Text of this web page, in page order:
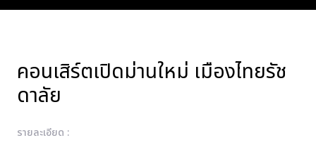
คอนเสิร์ตเปิดม่านใหม่ เมืองไทยรัช
ดาลัย
รายละเอียด :